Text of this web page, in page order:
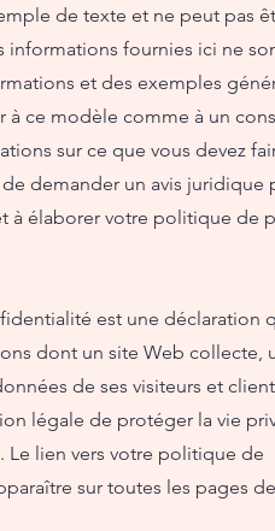
de texte et ne peut pas
informations fournies ici ne
et des exemples
à ce modèle comme à un
sur ce que vous devez
demander un avis juridique
à élaborer votre politique de
est une déclaration
dont un site Web collecte,
de ses visiteurs et
légale de protéger la vie
Le lien vers votre politique de
sur toutes les pages